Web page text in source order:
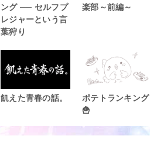
ング ── セルフプ
レジャーという言
葉狩り
楽部～前編～
飢えた青春の話。
ポテトランキング
🍟